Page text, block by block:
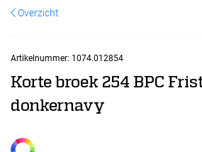
KMS
Uitzendbureau?
Overzicht
Artikelnummer: 1074.012854
Korte broek 254 BPC
donkernavy